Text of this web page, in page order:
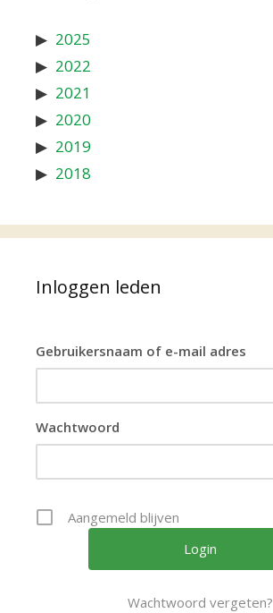
2025
2022
2021
2020
2019
2018
Inloggen leden
Gebruikersnaam of e-mail adres
Wachtwoord
Aangemeld blijven
Wachtwoord vergeten?